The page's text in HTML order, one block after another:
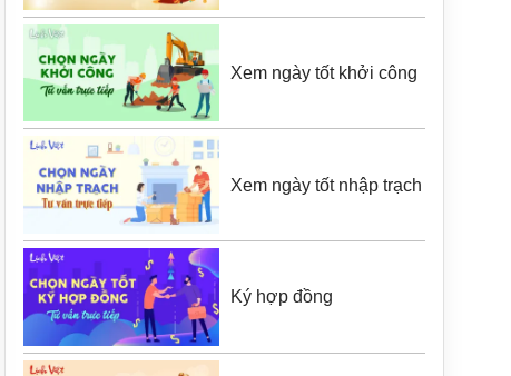
Xem ngày tốt khởi công
Xem ngày tốt nhập trạch
Ký hợp đồng